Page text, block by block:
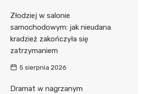
Złodziej w salonie
samochodowym: jak nieudana
kradzież zakończyła się
zatrzymaniem
5 sierpnia 2026
Dramat w nagrzanym